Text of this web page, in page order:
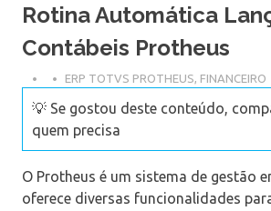
Rotina Automática
Contábeis Protheus
ERP TOTVS PROTHEUS, FINANCEIRO
💡 Se gostou deste conteúdo,
quem precisa
O Protheus é um sistema de gestão
oferece diversas funcionalidades